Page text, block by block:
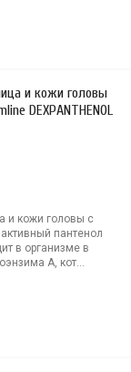
и кожи головы
DEXPANTHENOL
и кожи головы с
пантенол
в организме в
А, кот...